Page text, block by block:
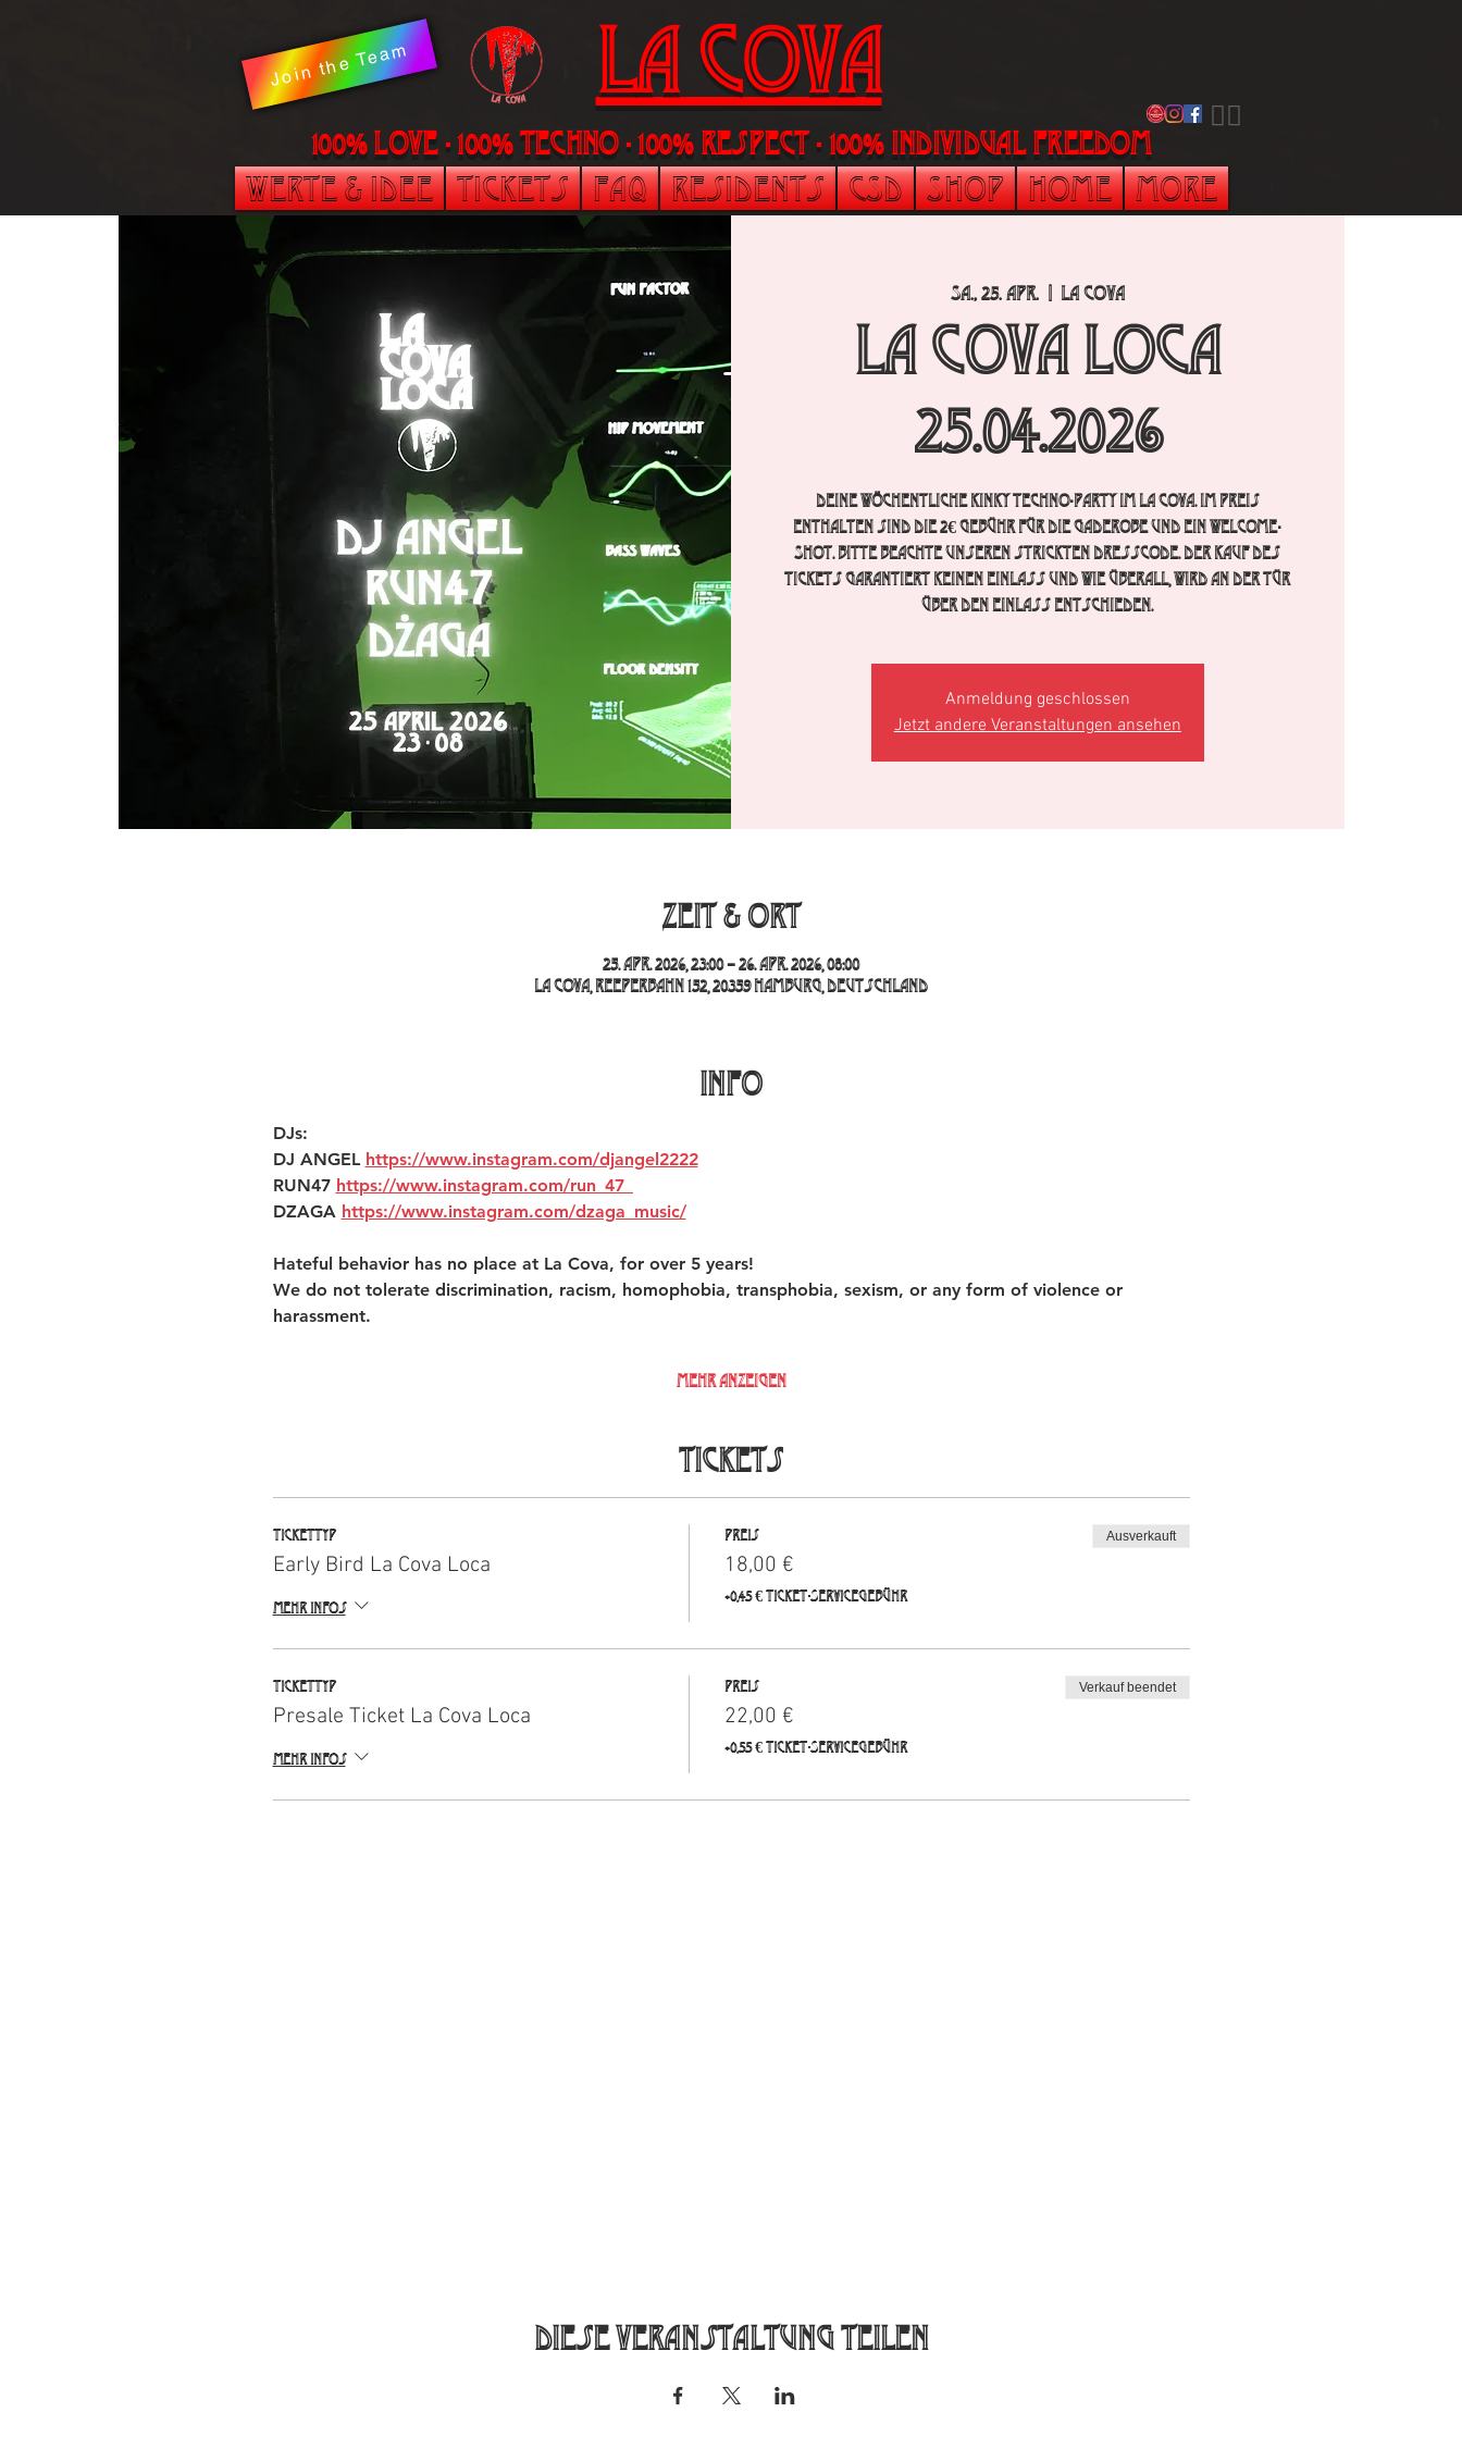
LA Cova
100% LOVE - 100% Techno - 100% Respect - 100% individual freedom
​🏳️‍🌈
Join the Team
Werte & Idee Tickets FAQ Residents CSD Shop Home More
Sa., 25. Apr.
  |
La Cova
La Cova Loca
25.04.2026
Deine wöchentliche Kinky Techno-Party im La Cova. im Preis
enthalten sind die 2€ Gebühr für die Gaderobe und ein Welcome-
Shot. Bitte beachte unseren strickten Dresscode. Der Kauf des
Tickets garantiert keinen Einlass und wie überall, wird an der Tür
über den Einlass entschieden.
Anmeldung geschlossen
Jetzt andere Veranstaltungen ansehen
Zeit & Ort
25. Apr. 2026, 23:00 – 26. Apr. 2026, 08:00
La Cova, Reeperbahn 152, 20359 Hamburg, Deutschland
INFO
DJs:
DJ ANGEL https://www.instagram.com/djangel2222
RUN47 https://www.instagram.com/run_47_
DZAGA https://www.instagram.com/dzaga_music/
Hateful behavior has no place at La Cova, for over 5 years!
We do not tolerate discrimination, racism, homophobia, transphobia, sexism, or any form of violence or
harassment.
Mehr anzeigen
Tickets
Tickettyp
Early Bird La Cova Loca
Mehr Infos
Preis
18,00 €
+0,45 € Ticket-Servicegebühr
Ausverkauft
Tickettyp
Presale Ticket La Cova Loca
Mehr Infos
Preis
22,00 €
+0,55 € Ticket-Servicegebühr
Verkauf beendet
Diese Veranstaltung teilen